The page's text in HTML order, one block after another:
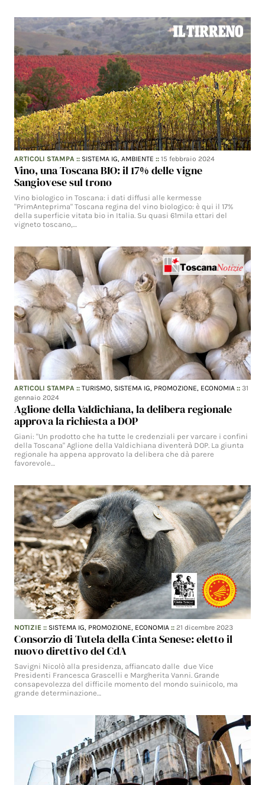
ARTICOLI STAMPA :: SISTEMA IG,AMBIENTE ::15 febbraio 2024
Vino, una Toscana BIO: il 17% delle vigne
Sangiovese sul trono
Vino biologico in Toscana: i dati diffusi alle kermesse
"PrimAnteprima" Toscana regina del vino biologico: è qui il 17%
della superficie vitata bio in Italia. Su quasi 61mila ettari del
vigneto toscano,…
ARTICOLI STAMPA ::TURISMO, SISTEMA IG, PROMOZIONE, ECONOMIA ::31
gennaio 2024
Aglione della Valdichiana, la delibera regionale
approva la richiesta a DOP
Giani: "Un prodotto che ha tutte le credenziali per varcare i confini
della Toscana" Aglione della Valdichiana diventerà DOP. La giunta
regionale ha appena approvato la delibera che dà parere
favorevole…
NOTIZIE :: SISTEMA IG, PROMOZIONE, ECONOMIA ::21 dicembre 2023
Consorzio di Tutela della Cinta Senese: eletto il
nuovo direttivo del CdA
Savigni Nicolò alla presidenza, affiancato dalle due Vice
Presidenti Francesca Grascelli e Margherita Vanni. Grande
consapevolezza del difficile momento del mondo suinicolo, ma
grande determinazione…